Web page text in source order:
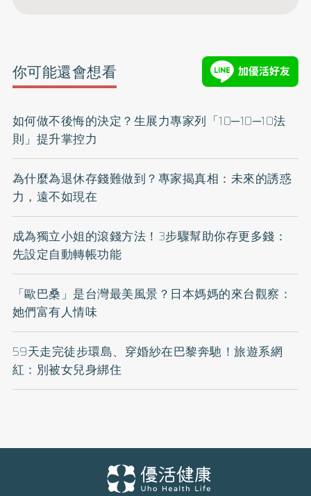
你可能還會想看
如何做不後悔的決定？生展力專家列「10─10─10法
則」提升掌控力
為什麼為退休存錢難做到？專家揭真相：未來的誘惑
力，遠不如現在
成為獨立小姐的滾錢方法！3步驟幫助你存更多錢：
先設定自動轉帳功能
「歐巴桑」是台灣最美風景？日本媽媽的來台觀察：
她們富有人情味
59天走完徒步環島、穿婚紗在巴黎奔馳！旅遊系網
紅：別被女兒身綁住